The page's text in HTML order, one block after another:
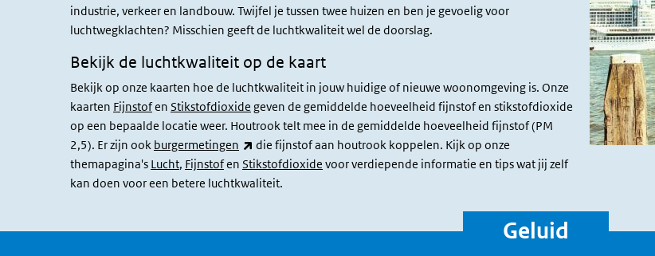
industrie, verkeer en landbouw. Twijfel je tussen twee huizen en ben je gevoelig voor
luchtwegklachten? Misschien geeft de luchtkwaliteit wel de doorslag.
Bekijk de luchtkwaliteit op de kaart
Bekijk op onze kaarten hoe de luchtkwaliteit in jouw huidige of nieuwe woonomgeving is. Onze
kaarten Fijnstofen Stikstofdioxide geven de gemiddelde hoeveelheid fijnstof en stikstofdioxide
op een bepaalde locatie weer. Houtrook telt mee in de gemiddelde hoeveelheid fijnstof (PM
2,5). Er zijn ook burgermetingen (externe link)
die fijnstof aan houtrook koppelen. Kijk op onze
themapagina's Lucht, Fijnstofen Stikstofdioxide voor verdiepende informatie en tips wat jij zelf
kan doen voor een betere luchtkwaliteit.
Geluid